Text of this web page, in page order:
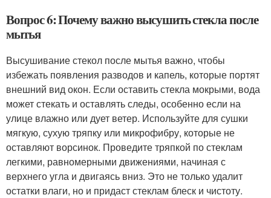
Вопрос 6: Почему важно высушить стекла после
мытья
Высушивание стекол после мытья важно, чтобы
избежать появления разводов и капель, которые портят
внешний вид окон. Если оставить стекла мокрыми, вода
может стекать и оставлять следы, особенно если на
улице влажно или дует ветер. Используйте для сушки
мягкую, сухую тряпку или микрофибру, которые не
оставляют ворсинок. Проведите тряпкой по стеклам
легкими, равномерными движениями, начиная с
верхнего угла и двигаясь вниз. Это не только удалит
остатки влаги, но и придаст стеклам блеск и чистоту.